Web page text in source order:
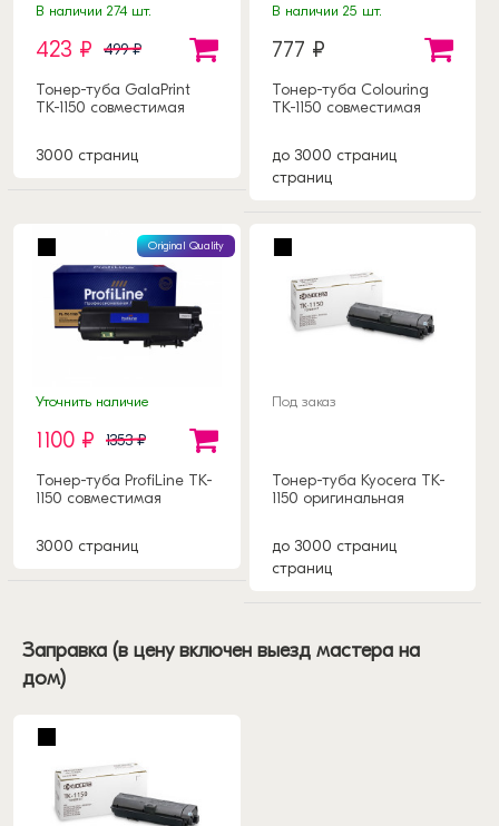
В наличии 274 шт.
423 ₽ 499 ₽
Тонер-туба GalaPrint
TK-1150 совместимая
3000 страниц
В наличии 25 шт.
777 ₽
Тонер-туба Colouring
TK-1150 совместимая
до 3000 страниц
страниц
Original Quality
Уточнить наличие
1100 ₽ 1353 ₽
Тонер-туба ProfiLine TK-
1150 совместимая
3000 страниц
Под заказ
Тонер-туба Kyocera TK-
1150 оригинальная
до 3000 страниц
страниц
Заправка (в цену включен выезд мастера на
дом)